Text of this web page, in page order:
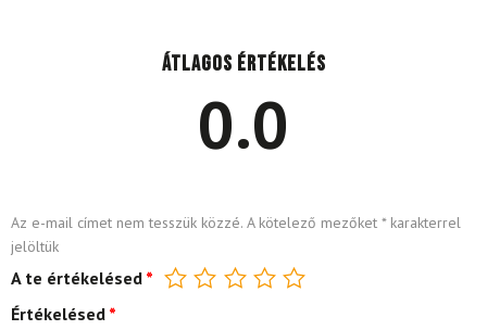
Átlagos értékelés
0.0
Az e-mail címet nem tesszük közzé. A kötelező mezőket *karakterrel
jelöltük
A te értékelésed *
Értékelésed *